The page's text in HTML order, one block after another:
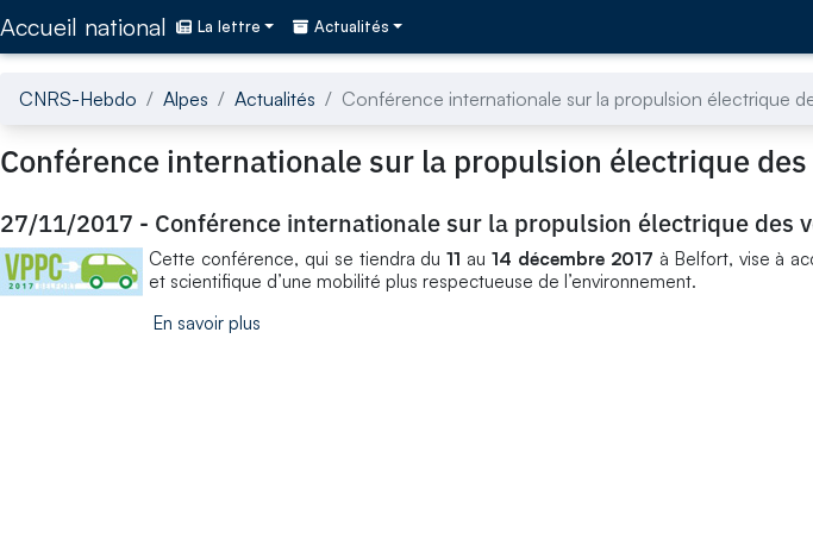
Accueil national La lettre Actualités
CNRS-Hebdo Alpes Actualités Conférence internationale sur la propulsion électrique
Conférence internationale sur la propulsion électrique
27/11/2017 - Conférence internationale sur la propulsion électrique des
Cette conférence, qui se tiendra du11 au14 décembre 2017 à Belfort, vise à
et scientifique d’une mobilité plus respectueuse de l’environnement.
En savoir plus